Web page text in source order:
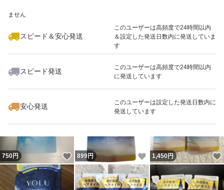
ません
スピード＆安心発送
このユーザーは高頻度で24時間以内
＆設定した発送日数内に発送していま
す
スピード発送
このユーザーは高頻度で24時間以内
に発送しています
安心発送
このユーザーは設定した発送日数内に
発送しています
いいね！
870
750円 いいね！
899円 いいね！
1,450円